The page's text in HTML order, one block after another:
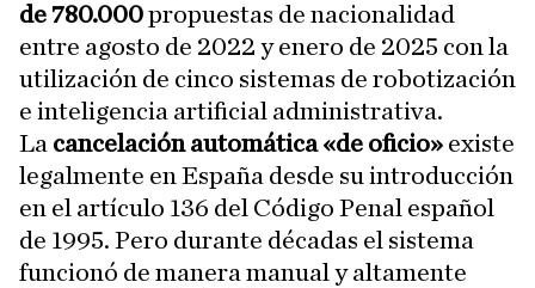
de 780.000propuestas de nacionalidad
entre agosto de 2022 y enero de 2025 con la
utilización de cinco sistemas de robotización
e inteligencia artificial administrativa.
La cancelación automática «de oficio» existe
legalmente en España desde su introducción
en el artículo 136 del Código Penal español
de 1995. Pero durante décadas el sistema
funcionó de manera manual y altamente